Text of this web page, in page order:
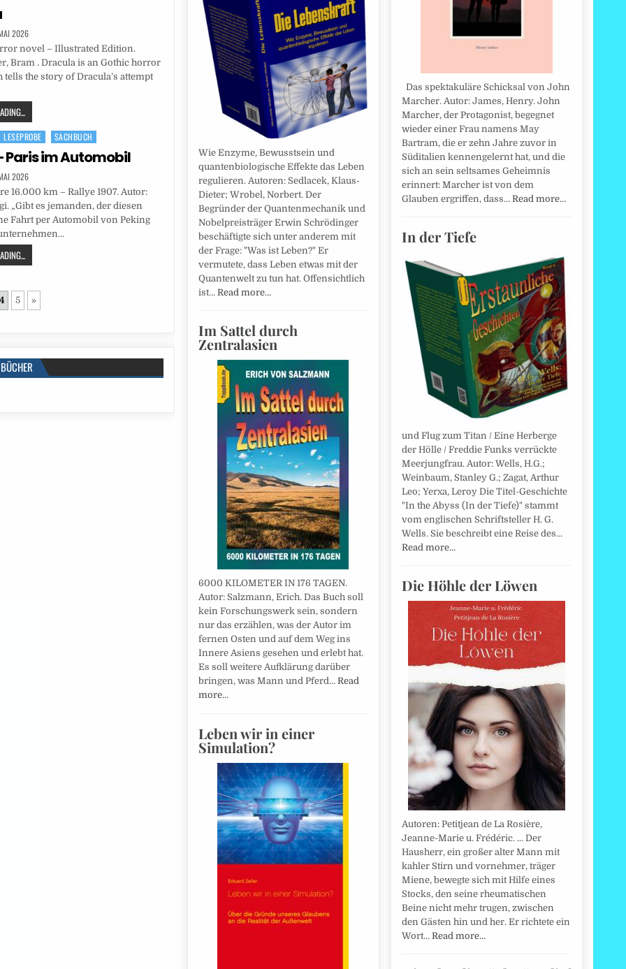
2026
novel – Illustrated Edition.
Bram . Dracula is an Gothic horror
the story of Dracula’s attempt
LESEPROBE SACHBUCH
Paris im Automobil
2026
16.000 km – Rallye 1907. Autor:
„Gibt es jemanden, der diesen
Fahrt per Automobil von Peking
4 5 »
Wie Enzyme, Bewusstsein und
quantenbiologische Effekte das Leben
regulieren. Autoren: Sedlacek, Klaus-
Dieter; Wrobel, Norbert. Der
Begründer der Quantenmechanik und
Nobelpreisträger Erwin Schrödinger
beschäftigte sich unter anderem mit
der Frage: "Was ist Leben?" Er
vermutete, dass Leben etwas mit der
Quantenwelt zu tun hat. Offensichtlich
ist… Read more…
Im Sattel durch
Zentralasien
6000 KILOMETER IN 176 TAGEN.
Autor: Salzmann, Erich. Das Buch soll
kein Forschungswerk sein, sondern
nur das erzählen, was der Autor im
fernen Osten und auf dem Weg ins
Innere Asiens gesehen und erlebt hat.
Es soll weitere Aufklärung darüber
bringen, was Mann und Pferd… Read
more…
Leben wir in einer
Simulation?
Das spektakuläre Schicksal von John
Marcher. Autor: James, Henry. John
Marcher, der Protagonist, begegnet
wieder einer Frau namens May
Bartram, die er zehn Jahre zuvor in
Süditalien kennengelernt hat, und die
sich an sein seltsames Geheimnis
erinnert: Marcher ist von dem
Glauben ergriffen, dass… Read more…
In der Tiefe
und Flug zum Titan / Eine Herberge
der Hölle / Freddie Funks verrückte
Meerjungfrau. Autor: Wells, H.G.;
Weinbaum, Stanley G.; Zagat, Arthur
Leo; Yerxa, Leroy Die Titel-Geschichte
"In the Abyss (In der Tiefe)" stammt
vom englischen Schriftsteller H. G.
Wells. Sie beschreibt eine Reise des…
Read more…
Die Höhle der Löwen
Autoren: Petitjean de La Rosière,
Jeanne-Marie u. Frédéric. ... Der
Hausherr, ein großer alter Mann mit
kahler Stirn und vornehmer, träger
Miene, bewegte sich mit Hilfe eines
Stocks, den seine rheumatischen
Beine nicht mehr trugen, zwischen
den Gästen hin und her. Er richtete ein
Wort… Read more…